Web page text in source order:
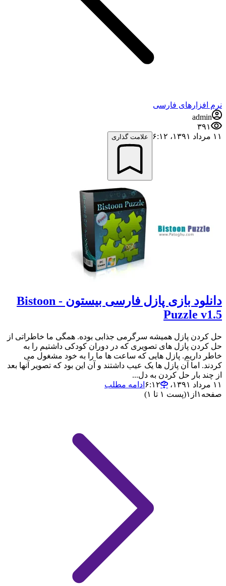
نرم افزارهای فارسی
admin
۳۹۱
۱۱ مرداد ۱۳۹۱،‏ ۶:۱۲
علامت گذاری
دانلود بازی پازل فارسی بیستون - Bistoon
Puzzle v1.5
حل کردن پازل همیشه سرگرمی جذابی بوده. همگی ما خاطراتی از
حل کردن پازل های تصویری که در دوران کودکی داشتیم را به
خاطر داریم. پازل هایی که ساعت ها ما را به خود مشغول می
کردند. اما آن پازل ها یک عیب داشتند و آن این بود که تصویر آنها بعد
از چند بار حل کردن به دل...
۱۱ مرداد ۱۳۹۱،‏ ۶:۱۲
ادامه مطلب
صفحه ۱ از ۱(پست ۱ تا ۱)